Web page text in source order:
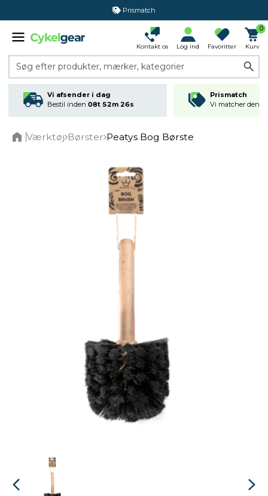
Prismatch
Kontakt os Log ind Favoritter
0
Kurv
Søg efter produkter, mærker, kategorier
Vi afsender i dag
Bestil inden 08t 52m 26s
Prismatch
Vi matcher den
Værktøj Børster Peatys Bog Børste